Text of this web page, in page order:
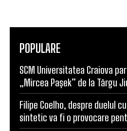
POPULARE
SCM Universitatea Craiova
„Mircea Pașek” de la Târgu